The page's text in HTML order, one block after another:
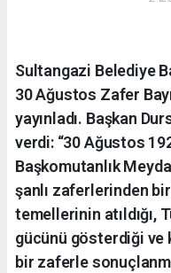
Sultangazi Belediye
30 Ağustos Zafer
yayınladı. Başkan
verdi: “30 Ağustos
Başkomutanlık
şanlı zaferlerinden
temellerinin atıldığı,
gücünü gösterdiği ve
bir zaferle